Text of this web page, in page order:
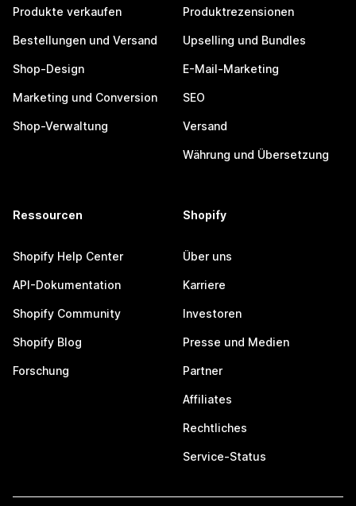
Produkte verkaufen
Bestellungen und Versand
Shop-Design
Marketing und Conversion
Shop-Verwaltung
Produktrezensionen
Upselling und Bundles
E-Mail-Marketing
SEO
Versand
Währung und Übersetzung
Ressourcen
Shopify Help Center
API-Dokumentation
Shopify Community
Shopify Blog
Forschung
Shopify
Über uns
Karriere
Investoren
Presse und Medien
Partner
Affiliates
Rechtliches
Service-Status